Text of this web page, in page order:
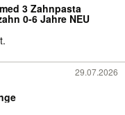
3 Zahnpasta
0-6 Jahre NEU
29.07.2026